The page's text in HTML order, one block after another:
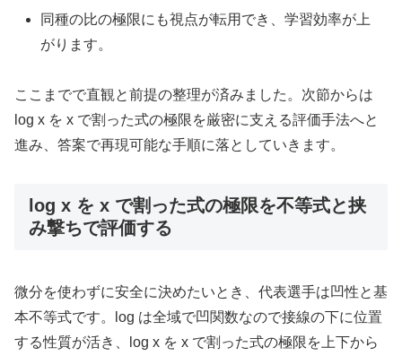
同種の比の極限にも視点が転用でき、学習効率が上
がります。
ここまでで直観と前提の整理が済みました。次節からは
log x を x で割った式の極限を厳密に支える評価手法へと
進み、答案で再現可能な手順に落としていきます。
log x を x で割った式の極限を不等式と挟
み撃ちで評価する
微分を使わずに安全に決めたいとき、代表選手は凹性と基
本不等式です。log は全域で凹関数なので接線の下に位置
する性質が活き、log x を x で割った式の極限を上下から